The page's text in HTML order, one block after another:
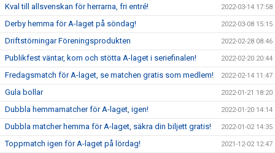
Kval till allsvenskan för herrarna, fri entré! 2022-03-14 17:58
Derby hemma för A-laget på söndag! 2022-03-08 15:15
Driftstörningar Föreningsprodukten 2022-02-28 08:46
Publikfest väntar, kom och stötta A-laget i seriefinalen! 2022-02-20 20:44
Fredagsmatch för A-laget, se matchen gratis som medlem! 2022-02-14 11:47
Gula bollar 2022-01-21 18:20
Dubbla hemmamatcher för A-laget, igen! 2022-01-20 14:14
Dubbla matcher hemma för A-laget, säkra din biljett gratis! 2022-01-02 14:35
Toppmatch igen för A-laget på lördag! 2021-12-02 12:47